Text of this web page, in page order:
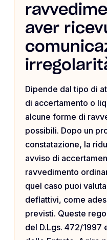
aver
Dipende dal tipo di
di accertamento o
alcune forme di
possibili. Dopo un
constatazione, la
avviso di
ravvedimento
quel caso puoi
deflattivi, come
previsti. Queste
del D.Lgs. 472/1997